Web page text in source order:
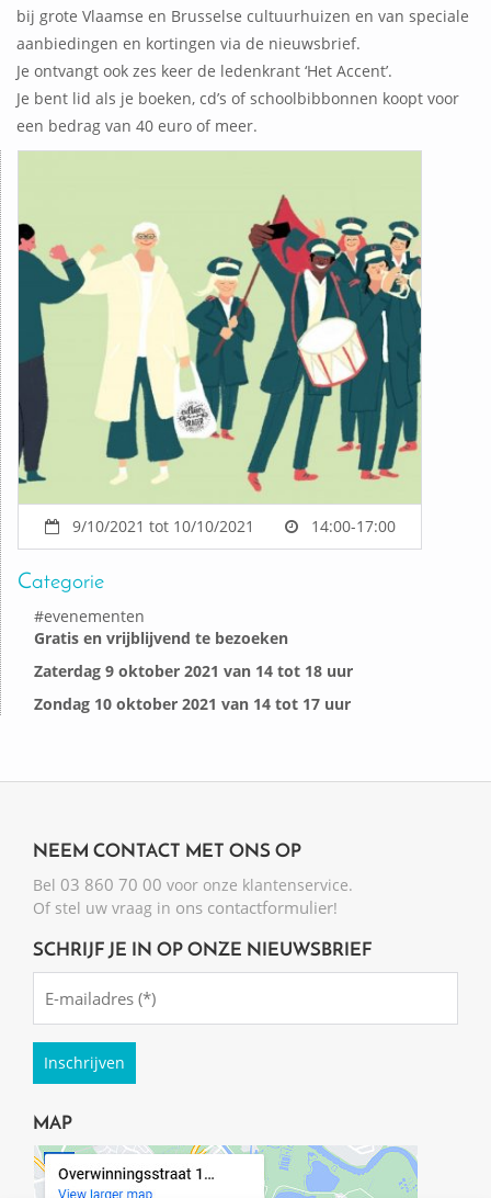
bij grote Vlaamse en Brusselse cultuurhuizen en van speciale
aanbiedingen en kortingen via de nieuwsbrief.
Je ontvangt ook zes keer de ledenkrant ‘Het Accent’.
Je bent lid als je boeken, cd’s of schoolbibbonnen koopt voor
een bedrag van 40 euro of meer.
9/10/2021 tot 10/10/2021 14:00-17:00
Categorie
#evenementen
Gratis en vrijblijvend te bezoeken
Zaterdag 9 oktober 2021 van 14 tot 18 uur
Zondag 10 oktober 2021 van 14 tot 17 uur
NEEM CONTACT MET ONS OP
Bel 03 860 70 00 voor onze klantenservice.
Of stel uw vraag in ons contactformulier!
SCHRIJF JE IN OP ONZE NIEUWSBRIEF
(Required)
MAP